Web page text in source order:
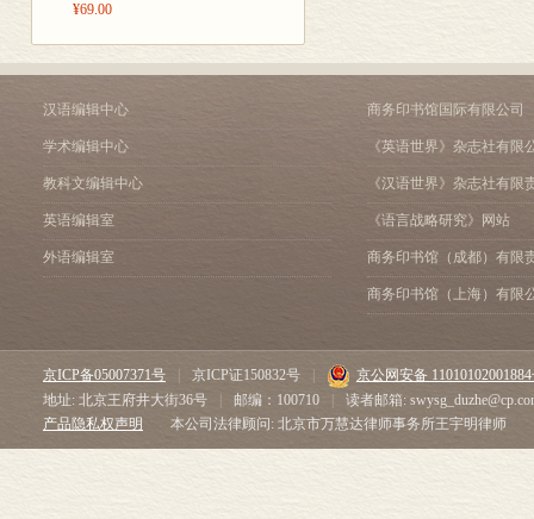
¥69.00
汉语编辑中心
学术编辑中心
教科文编辑中心
英语编辑室
外语编辑室
商务印书馆国际有限公司
《英语世界》杂志社有限
《汉语世界》杂志社有限
《语言战略研究》网站
商务印书馆（成都）有限
商务印书馆（上海）有限
京ICP备05007371号 京ICP证150832号
京公网安备
地址: 北京王府井大街36号
邮编：100710
读者邮箱:
产品隐私权声明
本公司法律顾问: 北京市万慧达律师事务所王宇明律师